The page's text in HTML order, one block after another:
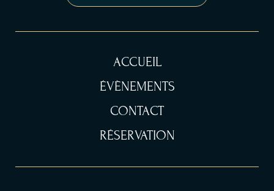
ACCUEIL
ÉVÈNEMENTS
CONTACT
RÉSERVATION